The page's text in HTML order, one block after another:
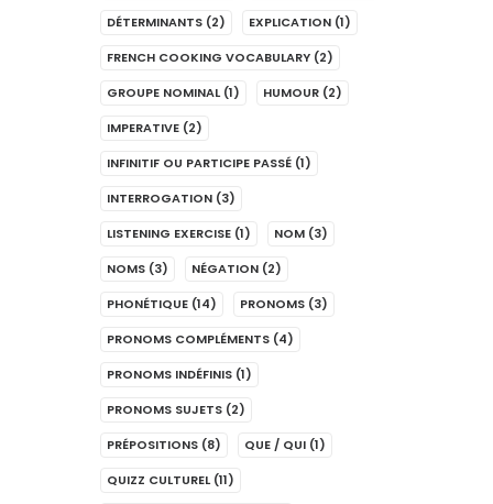
DÉTERMINANTS (2) EXPLICATION (1)
FRENCH COOKING VOCABULARY (2)
GROUPE NOMINAL (1) HUMOUR (2)
IMPERATIVE (2)
INFINITIF OU PARTICIPE PASSÉ (1)
INTERROGATION (3)
LISTENING EXERCISE (1) NOM (3)
NOMS (3) NÉGATION (2)
PHONÉTIQUE (14) PRONOMS (3)
PRONOMS COMPLÉMENTS (4)
PRONOMS INDÉFINIS (1)
PRONOMS SUJETS (2)
PRÉPOSITIONS (8) QUE / QUI (1)
QUIZZ CULTUREL (11)